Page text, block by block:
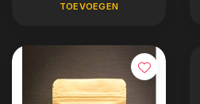
TOEVOEGEN